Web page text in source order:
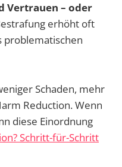
Vertrauen – oder
erhöht oft
problematischen
Schaden, mehr
Reduction. Wenn
diese Einordnung
Schritt-für-Schritt